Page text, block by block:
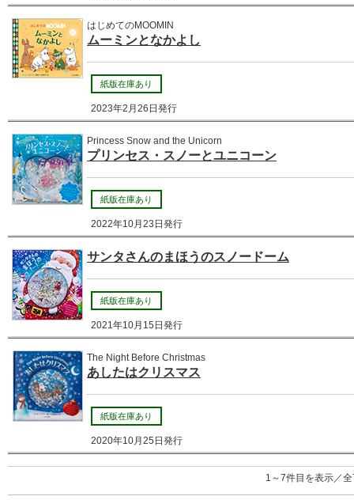
はじめてのMOOMIN
ムーミンとなかよし
紙版在庫あり
2023年2月26日発行
Princess Snow and the Unicorn
プリンセス・スノーとユニコーン
紙版在庫あり
2022年10月23日発行
サンタさんのまほうのスノードーム
紙版在庫あり
2021年10月15日発行
The Night Before Christmas
あしたはクリスマス
紙版在庫あり
2020年10月25日発行
1～7件目を表示／